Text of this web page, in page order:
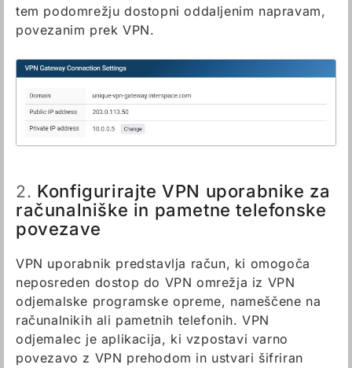
tem podomrežju dostopni oddaljenim napravam,
povezanim prek VPN.
2. Konfigurirajte VPN uporabnike za
računalniške in pametne telefonske
povezave
VPN uporabnik predstavlja račun, ki omogoča
neposreden dostop do VPN omrežja iz VPN
odjemalske programske opreme, nameščene na
računalnikih ali pametnih telefonih. VPN
odjemalec je aplikacija, ki vzpostavi varno
povezavo z VPN prehodom in ustvari šifriran